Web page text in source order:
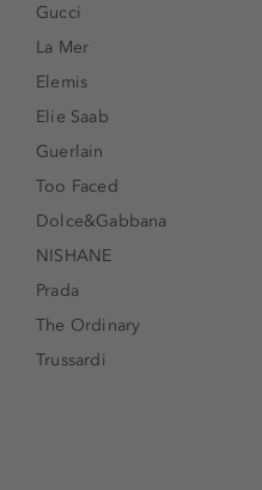
Gucci
La Mer
Elemis
Elie Saab
Guerlain
Too Faced
Dolce&Gabbana
NISHANE
Prada
The Ordinary
Trussardi